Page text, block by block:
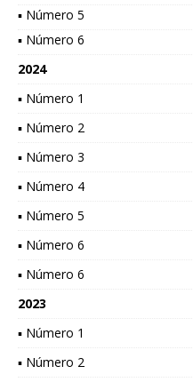
▪ Número 5
▪ Número 6
2024
▪ Número 1
▪ Número 2
▪ Número 3
▪ Número 4
▪ Número 5
▪ Número 6
▪ Número 6
2023
▪ Número 1
▪ Número 2